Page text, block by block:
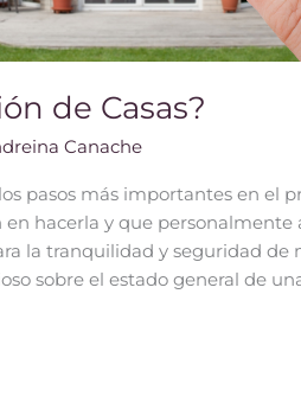
de Casas?
Canache
pasos más importantes en el
hacerla y que personalmente
la tranquilidad y seguridad de
sobre el estado general de